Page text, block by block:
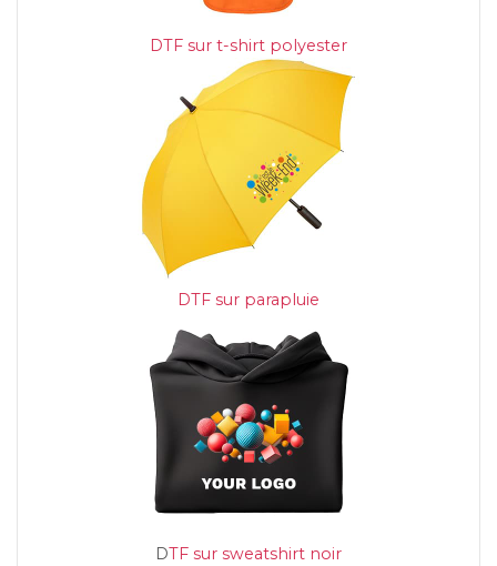
DTF sur t-shirt polyester
DTF sur parapluie
DTF sur sweatshirt noir